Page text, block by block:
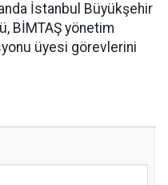
İstanbul Büyükşehir
BİMTAŞ yönetim
üyesi görevlerini